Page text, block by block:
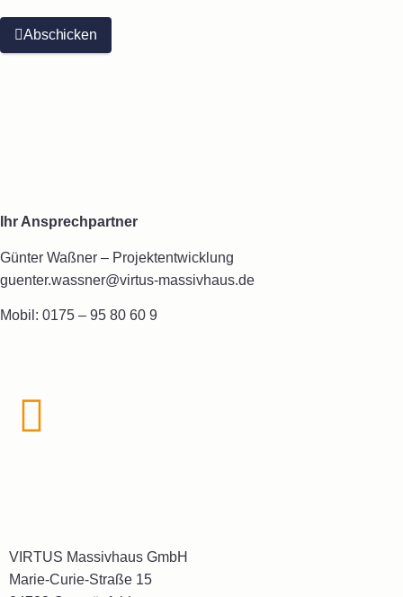
Abschicken
Ihr Ansprechpartner
Günter Waßner – Projektentwicklung
guenter.wassner@virtus-massivhaus.de
Mobil: 0175 – 95 80 60 9
VIRTUS Massivhaus GmbH
Marie-Curie-Straße 15